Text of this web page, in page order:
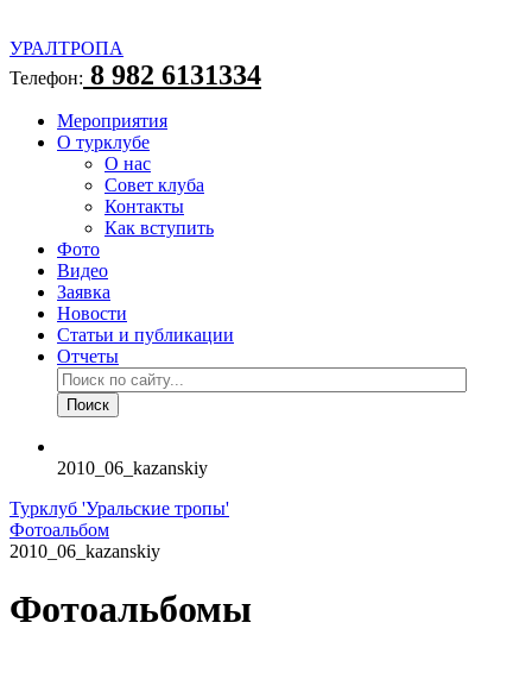
УРАЛТРОПА
Телефон: 8 982 6131334
Мероприятия
О турклубе
О нас
Совет клуба
Контакты
Как вступить
Фото
Видео
Заявка
Новости
Статьи и публикации
Отчеты
2010_06_kazanskiy
Турклуб 'Уральские тропы'
Фотоальбом
2010_06_kazanskiy
Фотоальбомы